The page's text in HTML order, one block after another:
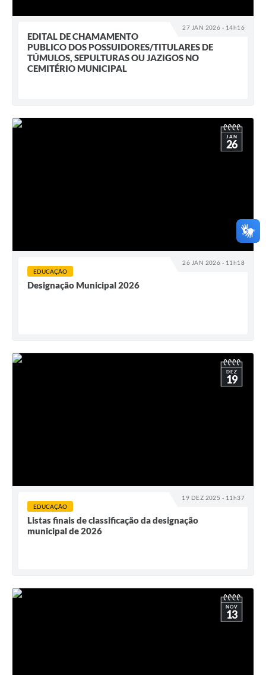
27 JAN 2026 - 14h16
EDITAL DE CHAMAMENTO
PUBLICO DOS POSSUIDORES/TITULARES DE
TÚMULOS, SEPULTURAS OU JAZIGOS NO
CEMITÉRIO MUNICIPAL
26 JAN 2026 - 11h18
JAN
26
EDUCAÇÃO
Designação Municipal 2026
19 DEZ 2025 - 11h37
DEZ
19
EDUCAÇÃO
Listas finais de classificação da designação
municipal de 2026
NOV
13